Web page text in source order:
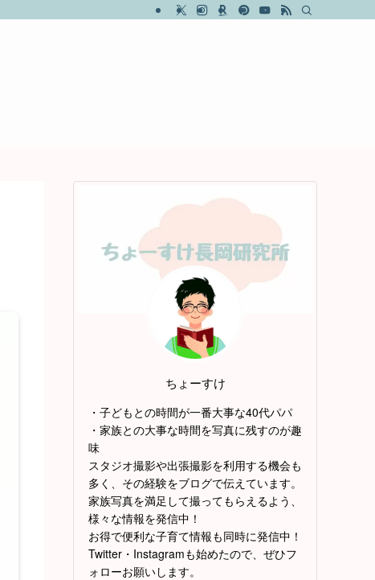
ちょーすけ
・子どもとの時間が一番大事な40代パパ
・家族との大事な時間を写真に残すのが趣
味
スタジオ撮影や出張撮影を利用する機会も
多く、その経験をブログで伝えています。
家族写真を満足して撮ってもらえるよう、
様々な情報を発信中！
お得で便利な子育て情報も同時に発信中！
Twitter・Instagramも始めたので、ぜひフ
ォローお願いします。